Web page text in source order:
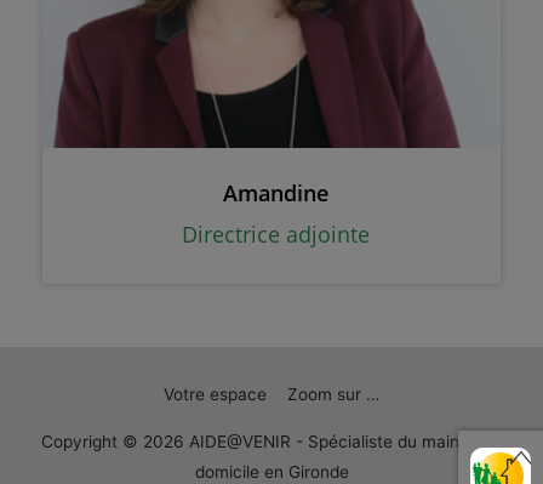
Amandine
Directrice adjointe
Votre espace Zoom sur …
Copyright © 2026 AIDE@VENIR - Spécialiste du maintien à
domicile en Gironde